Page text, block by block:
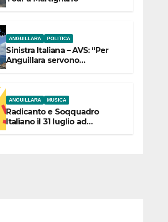
ANGUILLARA POLITICA
Sinistra Italiana – AVS: “Per
Anguillara servono
ANGUILLARA MUSICA
Radicanto e Soqquadro
Italiano il 31 luglio ad